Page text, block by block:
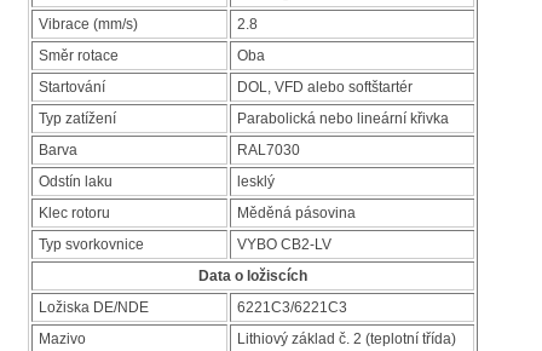
Vibrace (mm/s)
2.8
Směr rotace
Oba
Startování
DOL, VFD alebo softštartér
Typ zatížení
Parabolická nebo lineární křivka
Barva
RAL7030
Odstín laku
lesklý
Klec rotoru
Měděná pásovina
Typ svorkovnice
VYBO CB2-LV
Data o ložiscích
Ložiska DE/NDE
6221C3/6221C3
Mazivo
Lithiový základ č. 2 (teplotní třída)